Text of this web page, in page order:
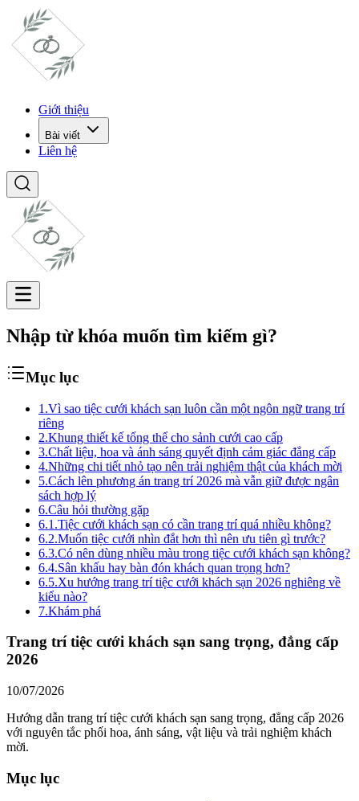
Giới thiệu
Bài viết
Liên hệ
Nhập từ khóa muốn tìm kiếm gì?
Mục lục
1.Vì sao tiệc cưới khách sạn luôn cần một ngôn ngữ trang trí
riêng
2.Khung thiết kế tổng thể cho sảnh cưới cao cấp
3.Chất liệu, hoa và ánh sáng quyết định cảm giác đẳng cấp
4.Những chi tiết nhỏ tạo nên trải nghiệm thật của khách mời
5.Cách lên phương án trang trí 2026 mà vẫn giữ được ngân
sách hợp lý
6.Câu hỏi thường gặp
6.1.Tiệc cưới khách sạn có cần trang trí quá nhiều không?
6.2.Muốn tiệc cưới nhìn đắt hơn thì nên ưu tiên gì trước?
6.3.Có nên dùng nhiều màu trong tiệc cưới khách sạn không?
6.4.Sân khấu hay bàn đón khách quan trọng hơn?
6.5.Xu hướng trang trí tiệc cưới khách sạn 2026 nghiêng về
kiểu nào?
7.Khám phá
Trang trí tiệc cưới khách sạn sang trọng, đẳng cấp
2026
10/07/2026
Hướng dẫn trang trí tiệc cưới khách sạn sang trọng, đẳng cấp 2026
với nguyên tắc phối hoa, ánh sáng, vật liệu và trải nghiệm khách
mời.
Mục lục